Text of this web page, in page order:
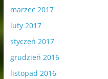
marzec 2017
luty 2017
styczeń 2017
grudzień 2016
listopad 2016